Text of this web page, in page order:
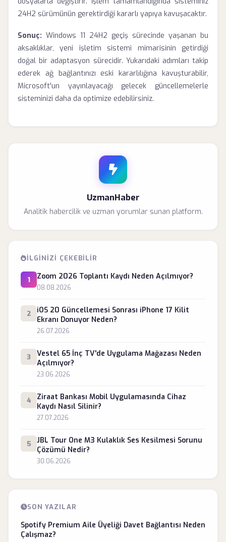
24H2 sürümünün gerektirdiği kararlı yapıya kavuşacaktır.
Sonuç: Windows 11 24H2 geçiş sürecinde yaşanan bu
aksaklıklar, yeni işletim sistemi mimarisinin getirdiği
doğal bir adaptasyon sürecidir. Yukarıdaki adımları takip
ederek ağ bağlantınızı eski kararlılığına kavuşturabilir,
Microsoft'un yayınlayacağı gelecek güncellemelerle
sisteminizi daha da optimize edebilirsiniz.
UzmanHaber
Analitik habercilik ve uzman yorumlar sunan platform.
İLGINIZI ÇEKEBILIR
1 Zoom 2026 Toplantı Kaydı Neden Açılmıyor?
08.08.2026
2
iOS 20 Güncellemesi Sonrası iPhone 17 Kilit
Ekranı Donuyor Neden?
26.07.2026
3
Vestel 65 İnç TV'de Uygulama Mağazası Neden
Açılmıyor?
23.06.2026
4
Ziraat Bankası Mobil Uygulamasında Cihaz
Kaydı Nasıl Silinir?
27.07.2026
5
JBL Tour One M3 Kulaklık Ses Kesilmesi Sorunu
Çözümü Nedir?
30.06.2026
SON YAZILAR
Spotify Premium Aile Üyeliği Davet Bağlantısı Neden
Çalışmaz?